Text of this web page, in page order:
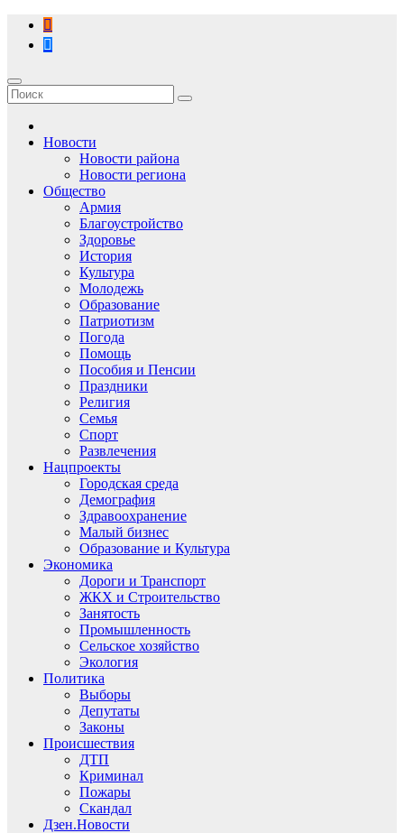
Перейти
содержимому
Новости
Новости района
Новости региона
Общество
Армия
Благоустройство
Здоровье
История
Культура
Молодежь
Образование
Патриотизм
Погода
Помощь
Пособия и Пенсии
Праздники
Религия
Семья
Спорт
Развлечения
Нацпроекты
Городская среда
Демография
Здравоохранение
Малый бизнес
Образование и Культура
Экономика
Дороги и Транспорт
ЖКХ и Строительство
Занятость
Промышленность
Сельское хозяйство
Экология
Политика
Выборы
Депутаты
Законы
Происшествия
ДТП
Криминал
Пожары
Скандал
Дзен.Новости